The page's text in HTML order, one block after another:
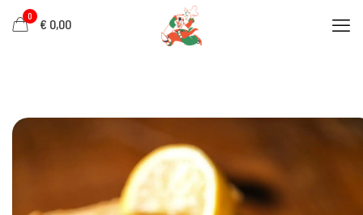
0
€ 0,00